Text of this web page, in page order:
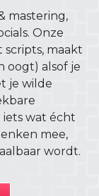
mastering,
Onze
scripts, maakt
oogt) alsof je
je wilde
wat écht
mee,
wordt.